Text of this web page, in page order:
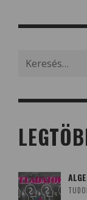
for: